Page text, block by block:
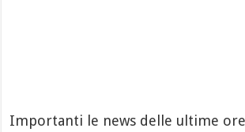
Importanti le news delle ultime